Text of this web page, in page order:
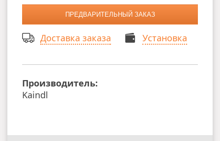
Доставка заказа Установка
Производитель:
Kaindl